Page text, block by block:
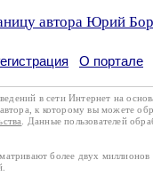
автора Юрий
О портале
в сети Интернет на
к которому вы можете
. Данные пользователей
более двух